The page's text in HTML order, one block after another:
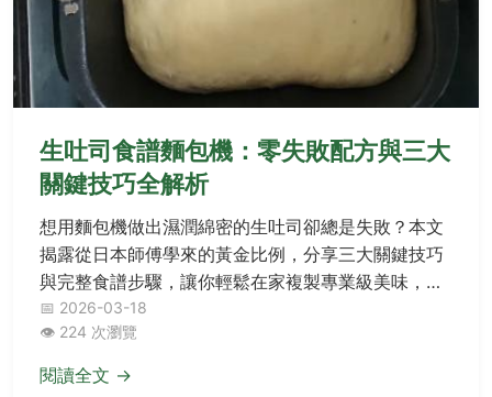
生吐司食譜麵包機：零失敗配方與三大
關鍵技巧全解析
想用麵包機做出濕潤綿密的生吐司卻總是失敗？本文
揭露從日本師傅學來的黃金比例，分享三大關鍵技巧
與完整食譜步驟，讓你輕鬆在家複製專業級美味，徹
底告別乾硬口感。
📅 2026-03-18
👁️ 224 次瀏覽
閱讀全文 →